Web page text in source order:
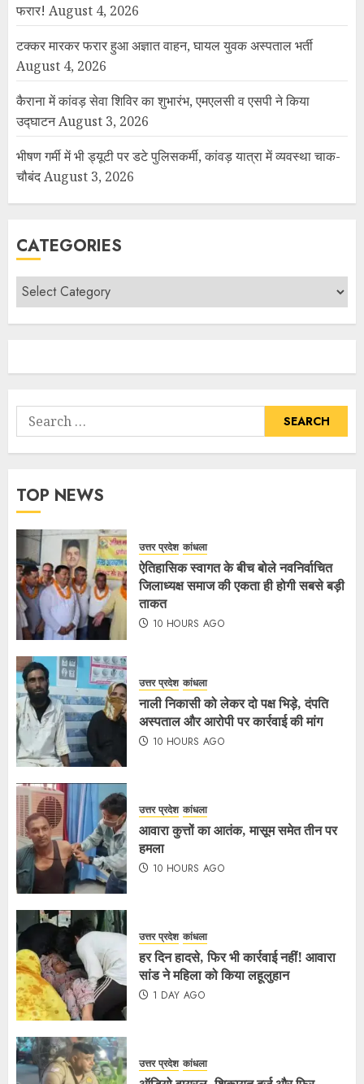
फरार! August 4, 2026
टक्कर मारकर फरार हुआ अज्ञात वाहन, घायल युवक अस्पताल भर्ती
August 4, 2026
कैराना में कांवड़ सेवा शिविर का शुभारंभ, एमएलसी व एसपी ने किया
उद्घाटनAugust 3, 2026
भीषण गर्मी में भी ड्यूटी पर डटे पुलिसकर्मी, कांवड़ यात्रा में व्यवस्था चाक-
चौबंदAugust 3, 2026
CATEGORIES
TOP NEWS
उत्तर प्रदेश कांधला
ऐतिहासिक स्वागत के बीच बोले नवनिर्वाचित
जिलाध्यक्ष समाज की एकता ही होगी सबसे बड़ी
ताकत
10 HOURS AGO
उत्तर प्रदेश कांधला
नाली निकासी को लेकर दो पक्ष भिड़े, दंपति
अस्पताल और आरोपी पर कार्रवाई की मांग
10 HOURS AGO
उत्तर प्रदेश कांधला
आवारा कुत्तों का आतंक, मासूम समेत तीन पर
हमला
10 HOURS AGO
उत्तर प्रदेश कांधला
हर दिन हादसे, फिर भी कार्रवाई नहीं! आवारा
सांड ने महिला को किया लहूलुहान
1 DAY AGO
उत्तर प्रदेश कांधला